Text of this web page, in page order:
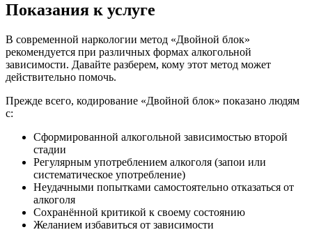
Показания к услуге
В современной наркологии метод «Двойной блок»
рекомендуется при различных формах алкогольной
зависимости. Давайте разберем, кому этот метод может
действительно помочь.
Прежде всего, кодирование «Двойной блок» показано людям
с:
Сформированной алкогольной зависимостью второй
стадии
Регулярным употреблением алкоголя (запои или
систематическое употребление)
Неудачными попытками самостоятельно отказаться от
алкоголя
Сохранённой критикой к своему состоянию
Желанием избавиться от зависимости